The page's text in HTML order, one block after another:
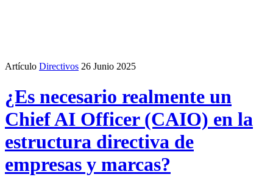
Artículo Directivos 26 Junio 2025
¿Es necesario realmente un
Chief AI Officer (CAIO) en la
estructura directiva de
empresas y marcas?